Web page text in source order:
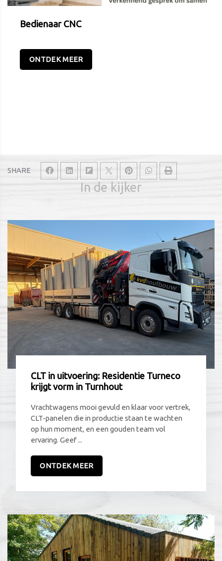
SHARE
Bedienaar CNC
ONTDEK MEER
In de kijker
CLT in uitvoering: Residentie Turneco
krijgt vorm in Turnhout
Vrachtwagens mooi gevuld en klaar voor vertrek,
CLT-panelen die in productie staan te wachten
op hun moment, en een gouden team vol
ervaring. Geef ...
ONTDEK MEER